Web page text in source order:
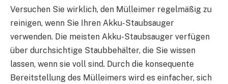
Versuchen Sie wirklich, den Mülleimer regelmäßig zu
reinigen, wenn Sie Ihren Akku-Staubsauger
verwenden. Die meisten Akku-Staubsauger verfügen
über durchsichtige Staubbehälter, die Sie wissen
lassen, wenn sie voll sind. Durch die konsequente
Bereitstellung des Mülleimers wird es einfacher, sich